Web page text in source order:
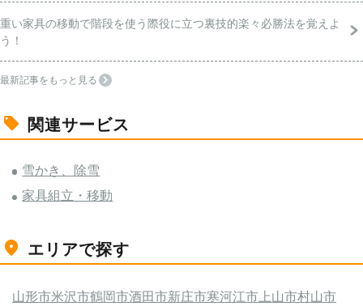
重い家具の移動で階段を使う際役に立つ裏技的楽々必勝法を覚えよ
う！
最新記事をもっと見る
関連サービス
雪かき、除雪
家具組立・移動
エリアで探す
山形市米沢市鶴岡市酒田市新庄市寒河江市 上山市村山市